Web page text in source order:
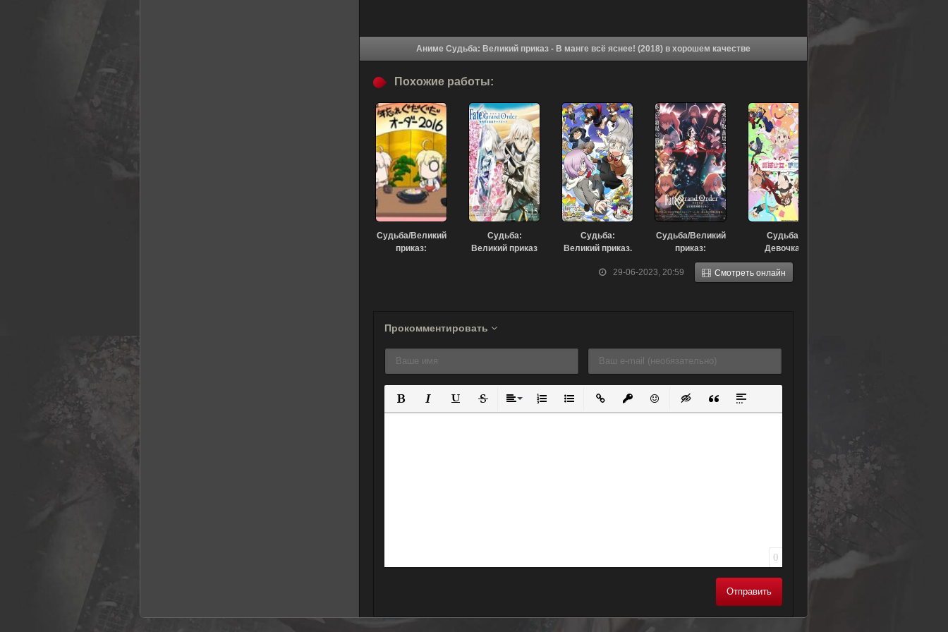
Аниме Судьба: Великий приказ - В манге всё яснее! (2018) в хорошем качестве
29-06-2023, 20:59 Смотреть онлайн
Похожие работы:
Судьба/Великий
приказ:
Судьба:
Великий приказ
Судьба:
Великий приказ.
(2017)
Судьба/Великий
приказ:
Финальная
сингулярность
Судьба:
Девочка-
волшебница
Иллия. Призрак
Прокомментировать
Полужирный
КурсивПодчеркнутый
ЗачеркнутыйВыравнивание
Нумерованный список
Маркированный список
Вставить ссылку
Вставить защищенную ссылку
Вставить смайлик
Вставка скрытого текста
Вставка цитаты
Вставка спойлера
0
Отправить